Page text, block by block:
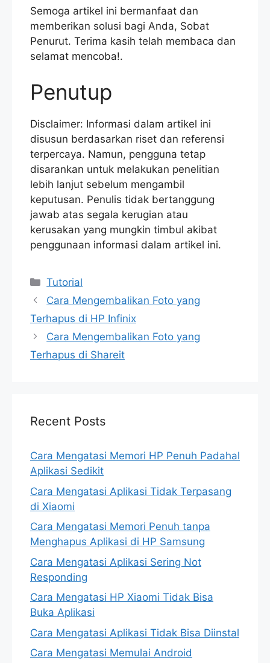
Semoga artikel ini bermanfaat dan
memberikan solusi bagi Anda, Sobat
Penurut. Terima kasih telah membaca dan
selamat mencoba!.
Penutup
Disclaimer: Informasi dalam artikel ini
disusun berdasarkan riset dan referensi
terpercaya. Namun, pengguna tetap
disarankan untuk melakukan penelitian
lebih lanjut sebelum mengambil
keputusan. Penulis tidak bertanggung
jawab atas segala kerugian atau
kerusakan yang mungkin timbul akibat
penggunaan informasi dalam artikel ini.
Categories
Tutorial
Cara Mengembalikan Foto yang
Terhapus di HP Infinix
Cara Mengembalikan Foto yang
Terhapus di Shareit
Recent Posts
Cara Mengatasi Memori HP Penuh Padahal
Aplikasi Sedikit
Cara Mengatasi Aplikasi Tidak Terpasang
di Xiaomi
Cara Mengatasi Memori Penuh tanpa
Menghapus Aplikasi di HP Samsung
Cara Mengatasi Aplikasi Sering Not
Responding
Cara Mengatasi HP Xiaomi Tidak Bisa
Buka Aplikasi
Cara Mengatasi Aplikasi Tidak Bisa Diinstal
Cara Mengatasi Memulai Android